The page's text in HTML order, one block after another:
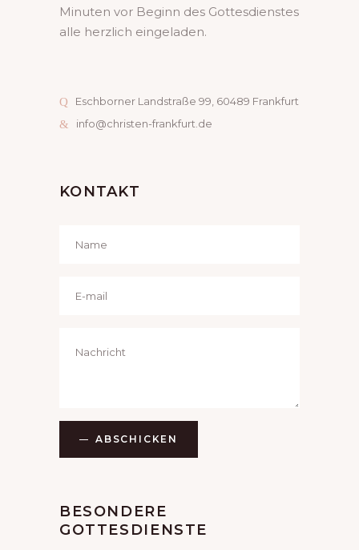
Minuten vor Beginn des Gottesdienstes
alle herzlich eingeladen.
Eschborner Landstraße 99, 60489 Frankfurt
info@christen-frankfurt.de
KONTAKT
ABSCHICKEN
BESONDERE
GOTTESDIENSTE